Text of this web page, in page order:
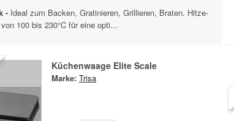
- Ideal zum Backen, Gratinieren, Grillieren, Braten. Hitze-
100 bis 230°C für eine opti...
Küchenwaage Elite Scale
Marke: Trisa